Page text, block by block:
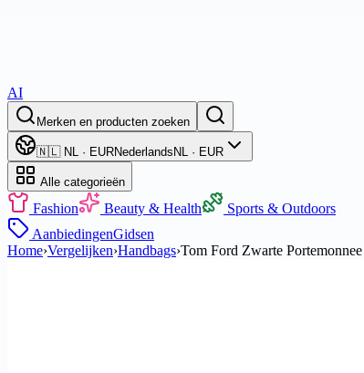
AI
Merken en producten zoeken
🇳🇱 NL · EURNederlands NL · EUR
Alle categorieën
Fashion Beauty & Health
Sports & Outdoors
AanbiedingenGidsen
Home›Vergelijken›Handbags›Tom Ford Zwarte Portemonnee